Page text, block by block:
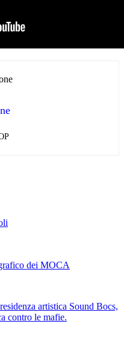
dei MOCA
artistica Sound Bocs,
contro le mafie.